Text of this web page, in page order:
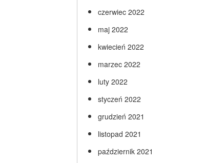
czerwiec 2022
maj 2022
kwiecień 2022
marzec 2022
luty 2022
styczeń 2022
grudzień 2021
listopad 2021
październik 2021